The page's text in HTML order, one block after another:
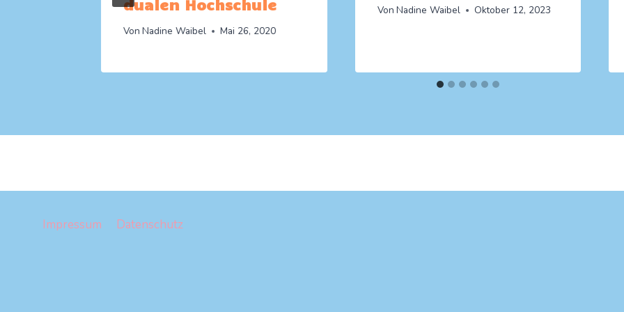
dualen Hochschule
Von Nadine Waibel Mai 26, 2020
Von Nadine Waibel Oktober 12, 2023
Impressum Datenschutz